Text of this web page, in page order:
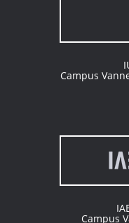
Campus
Campus